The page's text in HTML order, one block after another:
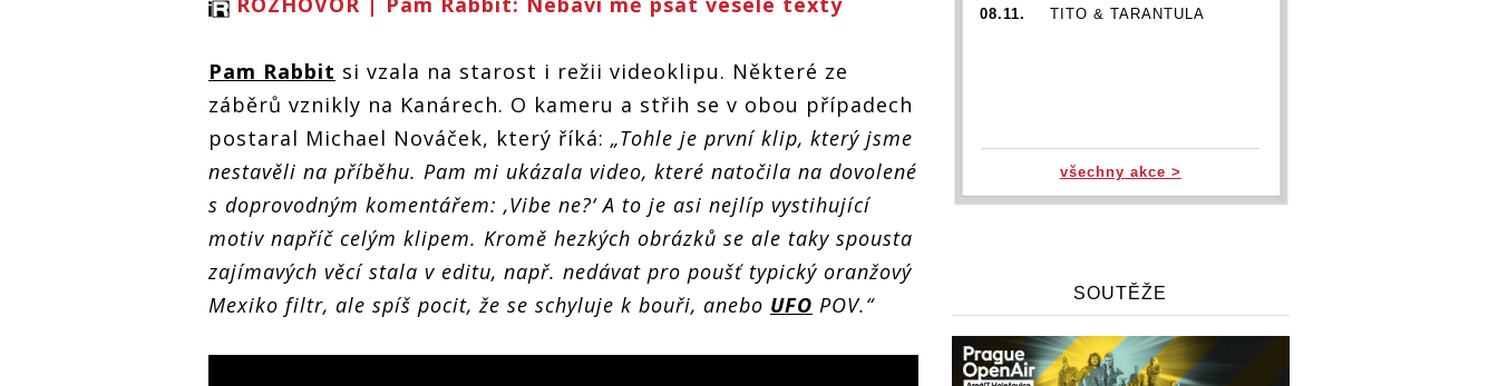
Pam Rabbit si vzala na starost i režii videoklipu. Některé ze
záběrů vznikly na Kanárech. O kameru a střih se v obou případech
postaral Michael Nováček, který říká: „Tohle je první klip, který jsme
nestavěli na příběhu. Pam mi ukázala video, které natočila na dovolené
s doprovodným komentářem: ‚Vibe ne?‘ A to je asi nejlíp vystihující
motiv napříč celým klipem. Kromě hezkých obrázků se ale taky spousta
zajímavých věcí stala v editu, např. nedávat pro poušť typický oranžový
Mexiko filtr, ale spíš pocit, že se schyluje k bouři, anebo UFO POV.“
08.11.
TITO & TARANTULA
všechny akce >
SOUTĚŽE